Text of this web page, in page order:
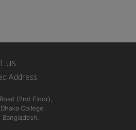
us
Address
(2nd Floor),
College
Bangladesh.